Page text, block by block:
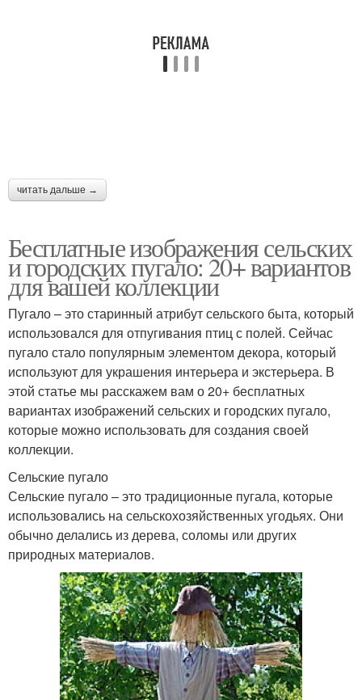
читать дальше →
Бесплатные изображения сельских
и городских пугало: 20+ вариантов
для вашей коллекции
Пугало – это старинный атрибут сельского быта, который
использовался для отпугивания птиц с полей. Сейчас
пугало стало популярным элементом декора, который
используют для украшения интерьера и экстерьера. В
этой статье мы расскажем вам о 20+ бесплатных
вариантах изображений сельских и городских пугало,
которые можно использовать для создания своей
коллекции.
Сельские пугало
Сельские пугало – это традиционные пугала, которые
использовались на сельскохозяйственных угодьях. Они
обычно делались из дерева, соломы или других
природных материалов.